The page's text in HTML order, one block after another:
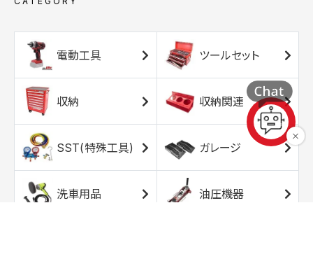
電動工具 ツールセット
収納 収納関連
SST(特殊工具) ガレージ
洗車用品 油圧機器